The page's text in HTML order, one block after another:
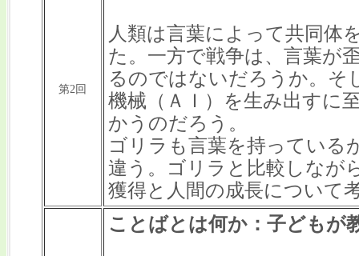
第2回
人類は言葉によって共同体
た。一方で戦争は、言葉が
るのではないだろうか。そ
機械（ＡＩ）を生み出すに
かうのだろう。
ゴリラも言葉を持っている
違う。ゴリラと比較しなが
獲得と人間の成長について
ことばとは何か：子どもが